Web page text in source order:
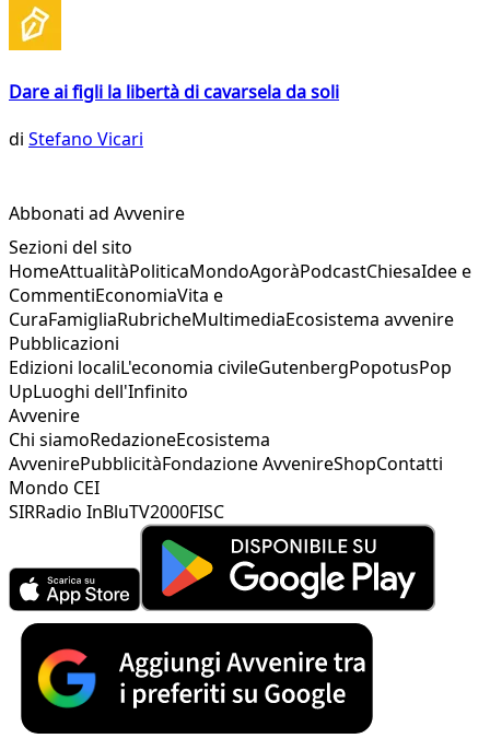
Dare ai figli la libertà di cavarsela da soli
di Stefano Vicari
Abbonati ad Avvenire
Sezioni del sito
HomeAttualitàPoliticaMondoAgoràPodcastChiesaIdee e
CommentiEconomiaVita e
CuraFamigliaRubricheMultimediaEcosistema avvenire
Pubblicazioni
Edizioni localiL'economia civileGutenbergPopotusPop
UpLuoghi dell'Infinito
Avvenire
Chi siamoRedazioneEcosistema
AvvenirePubblicitàFondazione AvvenireShopContatti
Mondo CEI
SIRRadio InBluTV2000FISC